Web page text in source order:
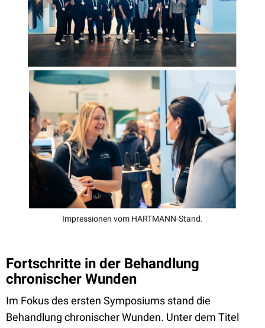
Impressionen vom HARTMANN-Stand.
Fortschritte in der Behandlung
chronischer Wunden
Im Fokus des ersten Symposiums stand die
Behandlung chronischer Wunden. Unter dem Titel